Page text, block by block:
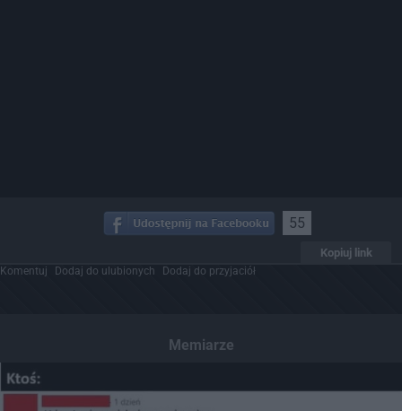
55
Kopiuj link
Komentuj Dodaj do ulubionych Dodaj do przyjaciół
Memiarze